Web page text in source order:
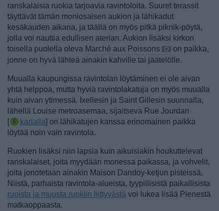
ranskalaisia ruokia tarjoavia ravintoloita. Suuret terassit
täyttävät tämän moniosaisen aukion ja lähikadut
kesäkauden aikana, ja täällä on myös pitkä piknik-pöytä,
jolla voi nauttia edullisen aterian. Aukion lisäksi kirkon
toisella puolella oleva Marché aux Poissons
on paikka,
jonne on hyvä lähteä ainakin kahville tai jäätelölle.
Muualla kaupungissa ravintolan löytäminen ei ole aivan
yhtä helppoa, mutta hyviä ravintolakatuja on myös muualla
kuin aivan ytimessä. Ixellesin ja Saint Gillesin suunnalla,
lähellä Louise metroasemaa, sijaitseva Rue Jourdan
[
kartalla] on lähikatujen kanssa erinomainen paikka
löytää noin vain ravintola.
Ruokien lisäksi niin lapsia kuin aikuisiakin houkuttelevat
ranskalaiset, joita myydään monessa paikassa, ja vohvelit,
joita jonotetaan ainakin Maison Dandoy-ketjun pisteissä.
Niistä, parhaista ravintola-alueista, tyypillisistä paikallisista
ruoista ja muusta ruokiin liittyvästä voi lukea lisää Pienestä
matkaoppaasta.